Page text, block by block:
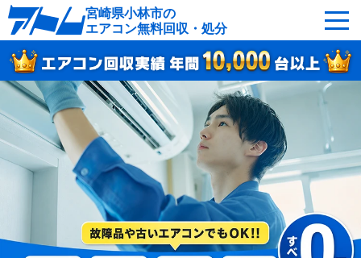
宮崎県小林市の
エアコン無料回収・処分
サービスの特徴 回収可能なエアコン
対応エリア 回収の流れ
よくあるご質問 運営会社
小林市へ無料出張